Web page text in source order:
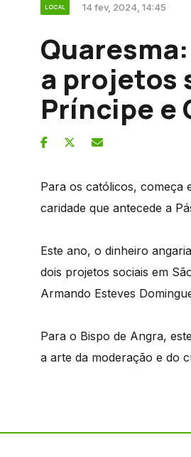
LOCAL 14 fev, 2024, 14:45
a projetos
Príncipe e
Para os católicos, começa
caridade que antecede a
Este ano, o dinheiro
dois projetos sociais em
Armando Esteves
Para o Bispo de Angra,
a arte da moderação e do